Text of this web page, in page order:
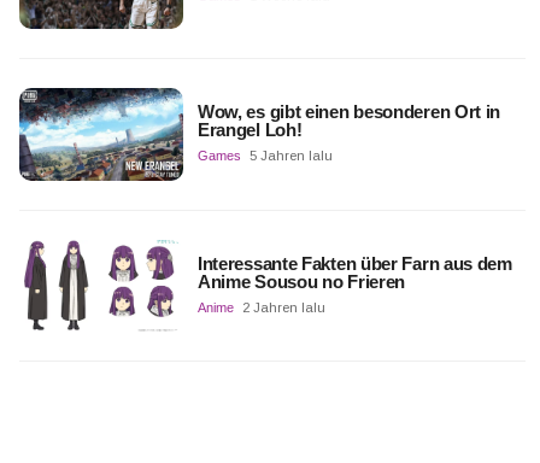
Wow, es gibt einen besonderen Ort in
Erangel Loh!
Games 5 Jahren lalu
Interessante Fakten über Farn aus dem
Anime Sousou no Frieren
Anime 2 Jahren lalu